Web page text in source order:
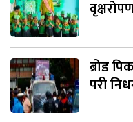
ब्रोड
परी